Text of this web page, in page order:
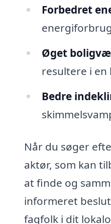
Forbedret
Øget
resultere i
Bedre
Når du søger
aktør, som kan
at finde og
informeret
fagfolk i dit